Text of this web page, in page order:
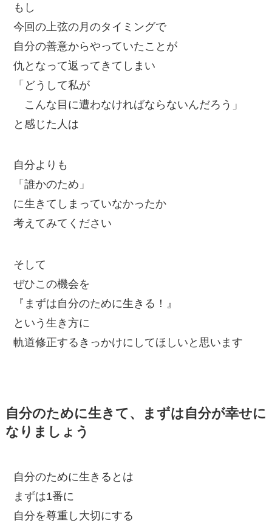
もし
今回の上弦の月のタイミングで
自分の善意からやっていたことが
仇となって返ってきてしまい
「どうして私が
こんな目に遭わなければならないんだろう」
と感じた人は
自分よりも
「誰かのため」
に生きてしまっていなかったか
考えてみてください
そして
ぜひこの機会を
『まずは自分のために生きる！』
という生き方に
軌道修正するきっかけにしてほしいと思います
自分のために生きて、まずは自分が幸せに
なりましょう
自分のために生きるとは
まずは1番に
自分を尊重し大切にする